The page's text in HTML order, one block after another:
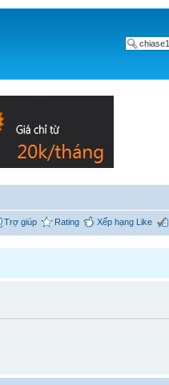
Trợ giúp Rating Xếp hạng Like